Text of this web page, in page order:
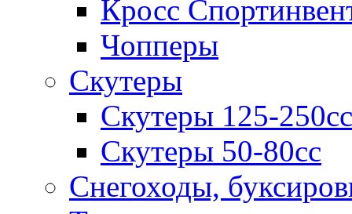
Кросс
Чопперы
Скутеры
Скутеры 125-250сс
Скутеры 50-80сс
Снегоходы,